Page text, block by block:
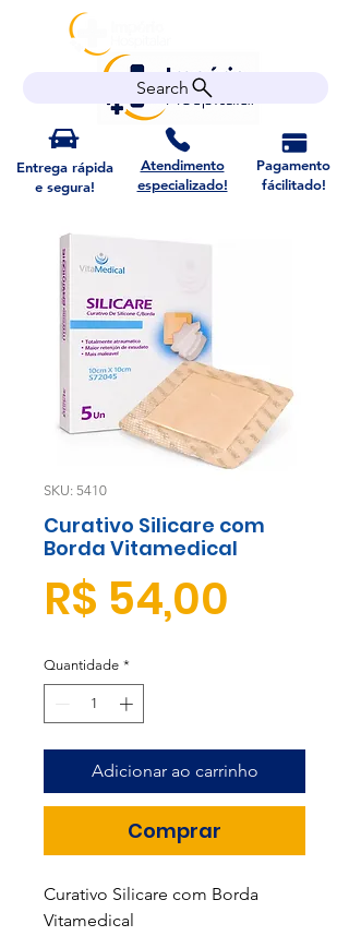
Search
Entrega rápida
e segura!
Atendimento
especializado!
Pagamento
fácilitado!
SKU: 5410
Curativo Silicare com
Borda Vitamedical
R$ 54,00
Quantidade *
Adicionar ao carrinho
Comprar
Curativo Silicare com Borda
Vitamedical